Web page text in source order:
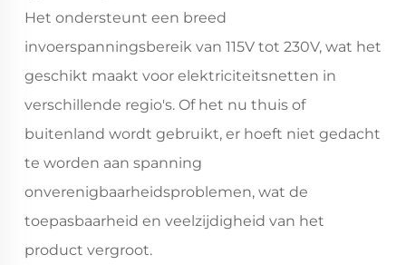
Het ondersteunt een breed
invoerspanningsbereik van 115V tot 230V, wat het
geschikt maakt voor elektriciteitsnetten in
verschillende regio's. Of het nu thuis of
buitenland wordt gebruikt, er hoeft niet gedacht
te worden aan spanning
onverenigbaarheidsproblemen, wat de
toepasbaarheid en veelzijdigheid van het
product vergroot.